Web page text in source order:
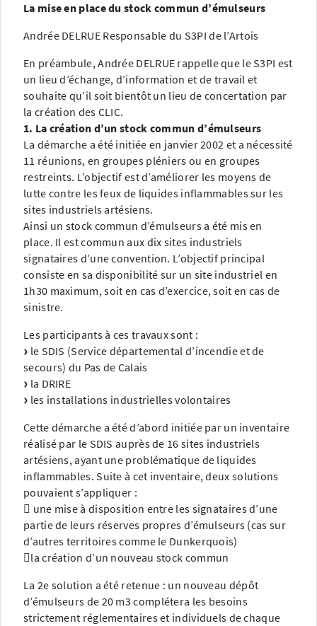
La mise en place du stock commun d’émulseurs
Andrée DELRUE Responsable du S3PI de l’Artois
En préambule, Andrée DELRUE rappelle que le S3PI est
un lieu d’échange, d’information et de travail et
souhaite qu’il soit bientôt un lieu de concertation par
la création des CLIC.
1. La création d’un stock commun d’émulseurs
La démarche a été initiée en janvier 2002 et a nécessité
11 réunions, en groupes pléniers ou en groupes
restreints. L’objectif est d’améliorer les moyens de
lutte contre les feux de liquides inflammables sur les
sites industriels artésiens.
Ainsi un stock commun d’émulseurs a été mis en
place. Il est commun aux dix sites industriels
signataires d’une convention. L’objectif principal
consiste en sa disponibilité sur un site industriel en
1h30 maximum, soit en cas d’exercice, soit en cas de
sinistre.
Les participants à ces travaux sont :
le SDIS (Service départemental d’incendie et de
secours) du Pas de Calais
la DRIRE
les installations industrielles volontaires
Cette démarche a été d’abord initiée par un inventaire
réalisé par le SDIS auprès de 16 sites industriels
artésiens, ayant une problématique de liquides
inflammables. Suite à cet inventaire, deux solutions
pouvaient s’appliquer :
 une mise à disposition entre les signataires d’une
partie de leurs réserves propres d’émulseurs (cas sur
d’autres territoires comme le Dunkerquois)
la création d’un nouveau stock commun
La 2e solution a été retenue : un nouveau dépôt
d’émulseurs de 20 m3 complétera les besoins
strictement réglementaires et individuels de chaque